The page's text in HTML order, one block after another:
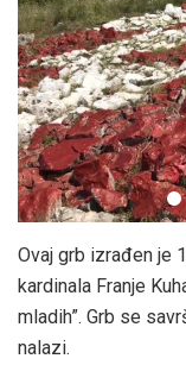
Ovaj grb izrađen je
kardinala Franje
mladih”. Grb se
nalazi.